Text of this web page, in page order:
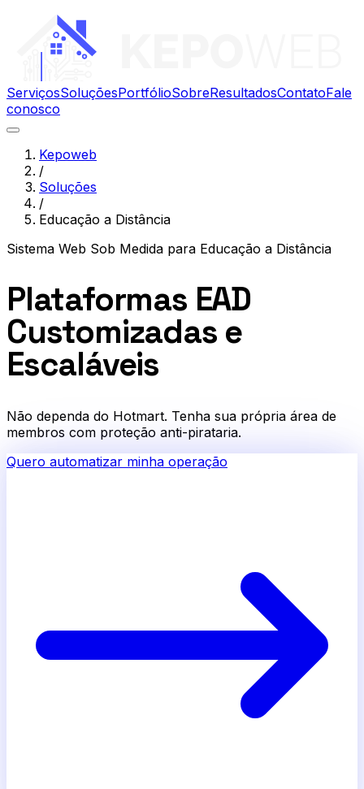
ServiçosSoluçõesPortfólioSobreResultadosContatoFale
conosco
Kepoweb
/
Soluções
/
Educação a Distância
Sistema Web Sob Medida para Educação a Distância
Plataformas EAD
Customizadas e
Escaláveis
Não dependa do Hotmart. Tenha sua própria área de
membros com proteção anti-pirataria.
Quero automatizar minha operação